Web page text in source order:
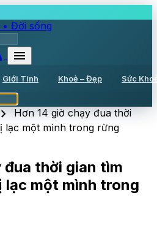
Đời sống
menu
Giới Tính Khoẻ – Đẹp Sức
Hơn 14 giờ chạy đua thời
lạc một mình trong rừng
đua thời gian tìm
lạc một mình trong